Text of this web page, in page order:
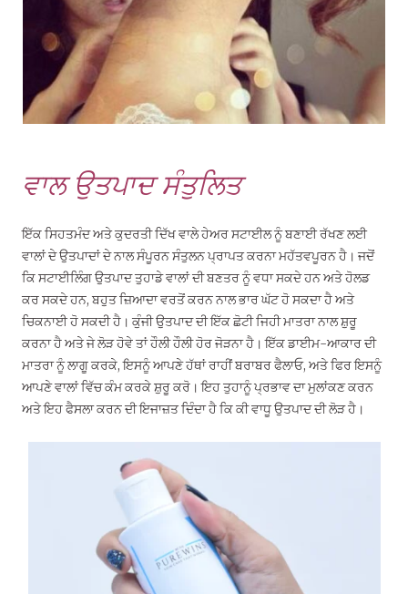
ਵਾਲ ਉਤਪਾਦ ਸੰਤੁਲਿਤ
ਇੱਕ ਸਿਹਤਮੰਦ ਅਤੇ ਕੁਦਰਤੀ ਦਿੱਖ ਵਾਲੇ ਹੇਅਰ ਸਟਾਈਲ ਨੂੰ ਬਣਾਈ ਰੱਖਣ ਲਈ
ਵਾਲਾਂ ਦੇ ਉਤਪਾਦਾਂ ਦੇ ਨਾਲ ਸੰਪੂਰਨ ਸੰਤੁਲਨ ਪ੍ਰਾਪਤ ਕਰਨਾ ਮਹੱਤਵਪੂਰਨ ਹੈ। ਜਦੋਂ
ਕਿ ਸਟਾਈਲਿੰਗ ਉਤਪਾਦ ਤੁਹਾਡੇ ਵਾਲਾਂ ਦੀ ਬਣਤਰ ਨੂੰ ਵਧਾ ਸਕਦੇ ਹਨ ਅਤੇ ਹੋਲਡ
ਕਰ ਸਕਦੇ ਹਨ, ਬਹੁਤ ਜ਼ਿਆਦਾ ਵਰਤੋਂ ਕਰਨ ਨਾਲ ਭਾਰ ਘੱਟ ਹੋ ਸਕਦਾ ਹੈ ਅਤੇ
ਚਿਕਨਾਈ ਹੋ ਸਕਦੀ ਹੈ। ਕੁੰਜੀ ਉਤਪਾਦ ਦੀ ਇੱਕ ਛੋਟੀ ਜਿਹੀ ਮਾਤਰਾ ਨਾਲ ਸ਼ੁਰੂ
ਕਰਨਾ ਹੈ ਅਤੇ ਜੇ ਲੋੜ ਹੋਵੇ ਤਾਂ ਹੌਲੀ ਹੌਲੀ ਹੋਰ ਜੋੜਨਾ ਹੈ। ਇੱਕ ਡਾਈਮ-ਆਕਾਰ ਦੀ
ਮਾਤਰਾ ਨੂੰ ਲਾਗੂ ਕਰਕੇ, ਇਸਨੂੰ ਆਪਣੇ ਹੱਥਾਂ ਰਾਹੀਂ ਬਰਾਬਰ ਫੈਲਾਓ, ਅਤੇ ਫਿਰ ਇਸਨੂੰ
ਆਪਣੇ ਵਾਲਾਂ ਵਿੱਚ ਕੰਮ ਕਰਕੇ ਸ਼ੁਰੂ ਕਰੋ। ਇਹ ਤੁਹਾਨੂੰ ਪ੍ਰਭਾਵ ਦਾ ਮੁਲਾਂਕਣ ਕਰਨ
ਅਤੇ ਇਹ ਫੈਸਲਾ ਕਰਨ ਦੀ ਇਜਾਜ਼ਤ ਦਿੰਦਾ ਹੈ ਕਿ ਕੀ ਵਾਧੂ ਉਤਪਾਦ ਦੀ ਲੋੜ ਹੈ।